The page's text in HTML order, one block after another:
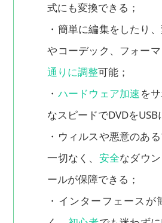
式にも変換できる；
・簡単に編集をしたり
やコーデック、フォー
通りに調整可能；
・ ハードウェア加速を
なスピードでDVDをUSB
・ウィルスや悪意のあ
一切なく、 安全なダウ
ールが保障できる；
・インターフェースが